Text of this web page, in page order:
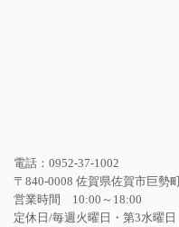
電話：0952-37-1002
〒840-0008 佐賀県佐賀市巨勢
営業時間 10:00～18:00
定休日/毎週火曜日・第3水曜日